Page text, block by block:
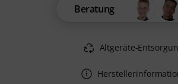
Beratung
Altgeräte-